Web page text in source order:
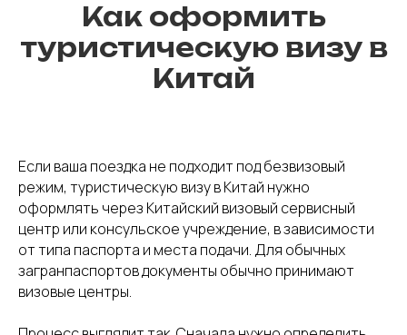
Как оформить
туристическую визу в
Китай
Если ваша поездка не подходит под безвизовый
режим, туристическую визу в Китай нужно
оформлять через Китайский визовый сервисный
центр или консульское учреждение, в зависимости
от типа паспорта и места подачи. Для обычных
загранпаспортов документы обычно принимают
визовые центры.